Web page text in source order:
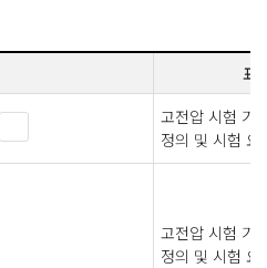
표
고전압 시험 기
정의 및 시험 요
고전압 시험 기
정의 및 시험 요